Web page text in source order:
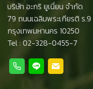
บริษัท อะกริ ยูเนี่ยน จำกัด
79 ถนนเฉลิมพระเกียรติ ร
กรุงเทพมหานคร 10250
Tel :02-328-0455-7